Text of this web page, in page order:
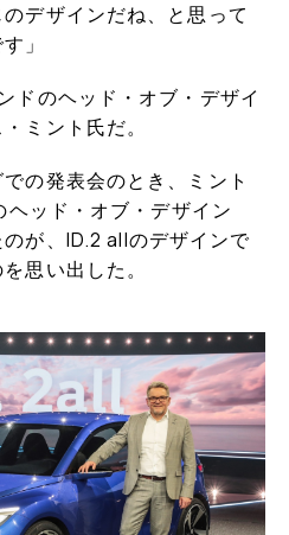
デザインだね、と思って
」
ドのヘッド・オブ・デザイ
ミント氏だ。
の発表会のとき、ミント
ッド・オブ・デザイン
が、ID.2 allのデザインで
思い出した。